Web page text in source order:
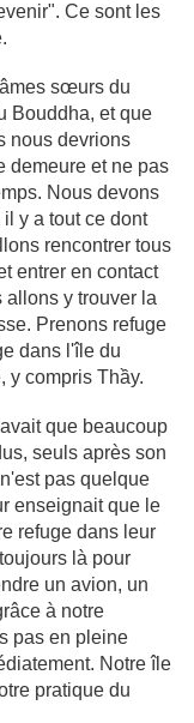
Ce sont les
sœurs du
Bouddha, et que
nous devrions
demeure et ne pas
Nous devons
y a tout ce dont
rencontrer tous
entrer en contact
allons y trouver la
Prenons refuge
dans l'île du
y compris Thầy.
que beaucoup
seuls après son
pas quelque
enseignait que le
refuge dans leur
là pour
un avion, un
à notre
pas en pleine
Notre île
pratique du